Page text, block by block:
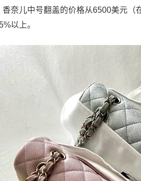
奈儿中号翻盖的价格从6500美元
以上。